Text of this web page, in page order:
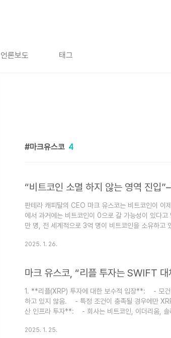
언론보도 태그
마크유스코 4
“비트코인 소멸 하지 않는 영역 진입
판테라 캐피탈의 CEO 마크 유스코는 비트코인이 이
에서 과거에는 비트코인이 0으로 갈 가능성이 있다
만 명, 전 세계적으로 3억 명이 비트코인을 소유하고
는 0으로 가지 않는 안정된 위치에 도달했다는
2025. 1. 26.
마크 유스코, “리플 투자는 SWIFT 대
1. **리플(XRP) 투자에 대한 보수적 입장**: - 모건
하고 있지 않음. - 특정 조건이 충족될 경우에만
산 인프라 투자**: - 회사는 비트코인, 이더리움,
체할 가능성. - 뱅크오브아메리카 및 JP모건과 같
2025. 1. 25.